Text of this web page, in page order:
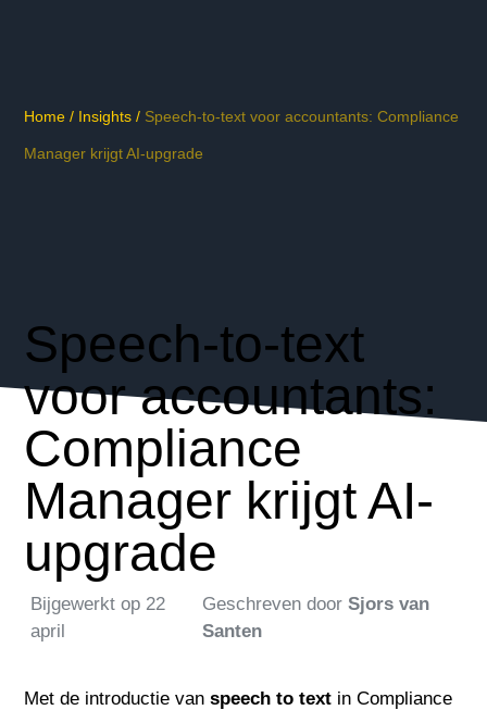
Home / Insights / Speech-to-text voor accountants: Compliance
Manager krijgt AI-upgrade
Speech-to-text
voor accountants:
Compliance
Manager krijgt AI-
upgrade
Bijgewerkt op 22
april
Geschreven doorSjors van
Santen
Met de introductie vanspeech to text in Compliance